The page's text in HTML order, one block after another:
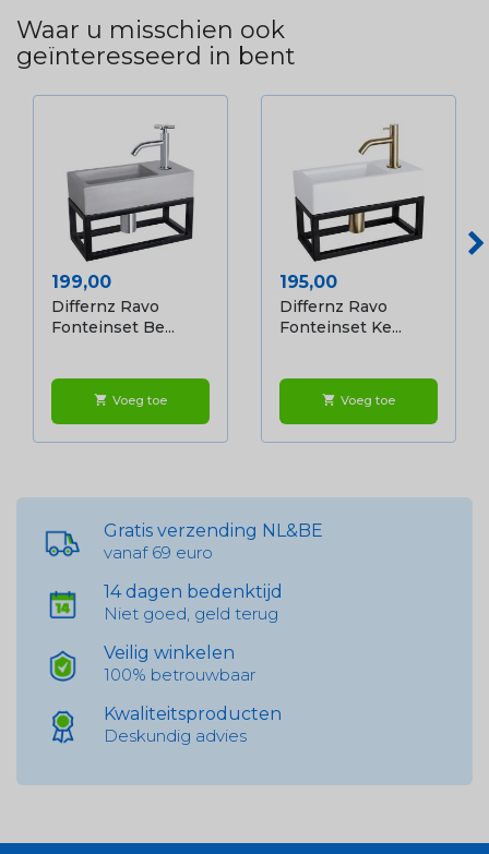
Waar u misschien ook
geïnteresseerd in bent
Prijs
199,00
Differnz Ravo
Fonteinset Be...
shopping_cart Voeg toe
Prijs
195,00
Differnz Ravo
Fonteinset Ke...
shopping_cart Voeg toe
Gratis verzending NL&BE
vanaf 69 euro
14 dagen bedenktijd
Niet goed, geld terug
Veilig winkelen
100% betrouwbaar
Kwaliteitsproducten
Deskundig advies